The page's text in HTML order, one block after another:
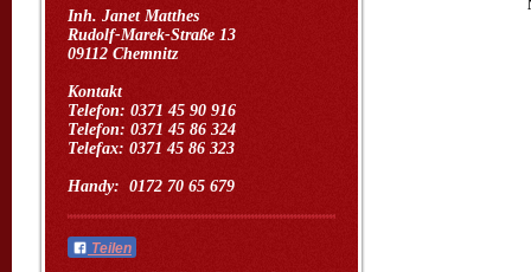
Inh. Janet Matthes
Rudolf-Marek-Straße 13
09112 Chemnitz
Kontakt
Telefon: 0371 45 90 916
Telefon: 0371 45 86 324
Telefax: 0371 45 86 323
Handy: 0172 70 65 679
Teilen